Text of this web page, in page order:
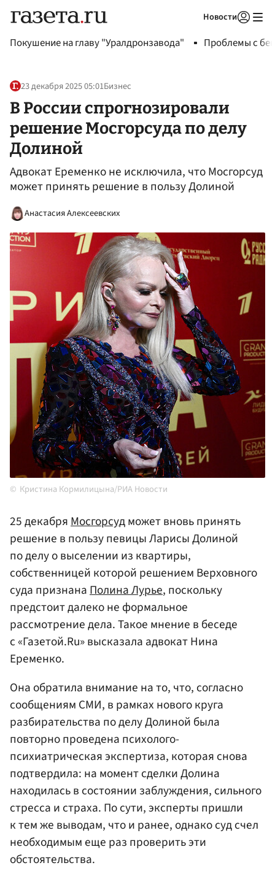
Новости
Покушение на главу "Уралдронзавода" Проблемы с
23 декабря 2025 05:01Бизнес
В России спрогнозировали
решение Мосгорсуда по делу
Долиной
Адвокат Еременко не исключила, что Мосгорсуд
может принять решение в пользу Долиной
Анастасия Алексеевских
Кристина Кормилицына/РИА Новости
25 декабряМосгорсудможет вновь принять
решение в пользу певицы Ларисы Долиной
по делу о выселении из квартиры,
собственницей которой решением Верховного
суда признанаПолина Лурье, поскольку
предстоит далеко не формальное
рассмотрение дела. Такое мнение в беседе
с «Газетой.Ru» высказала адвокат Нина
Еременко.
Она обратила внимание на то, что, согласно
сообщениям СМИ, в рамках нового круга
разбирательства по делу Долиной была
повторно проведена психолого-
психиатрическая экспертиза, которая снова
подтвердила: на момент сделки Долина
находилась в состоянии заблуждения, сильного
стресса и страха. По сути, эксперты пришли
к тем же выводам, что и ранее, однако суд счел
необходимым еще раз проверить эти
обстоятельства.